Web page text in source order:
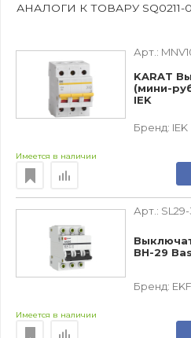
АНАЛОГИ К ТОВАРУ SQ0211-
Арт.:
KARAT
(мини-
IEK
Бренд: IEK
Имеется в наличии
Арт.:
ВН-29
Бренд: EKF
Имеется в наличии